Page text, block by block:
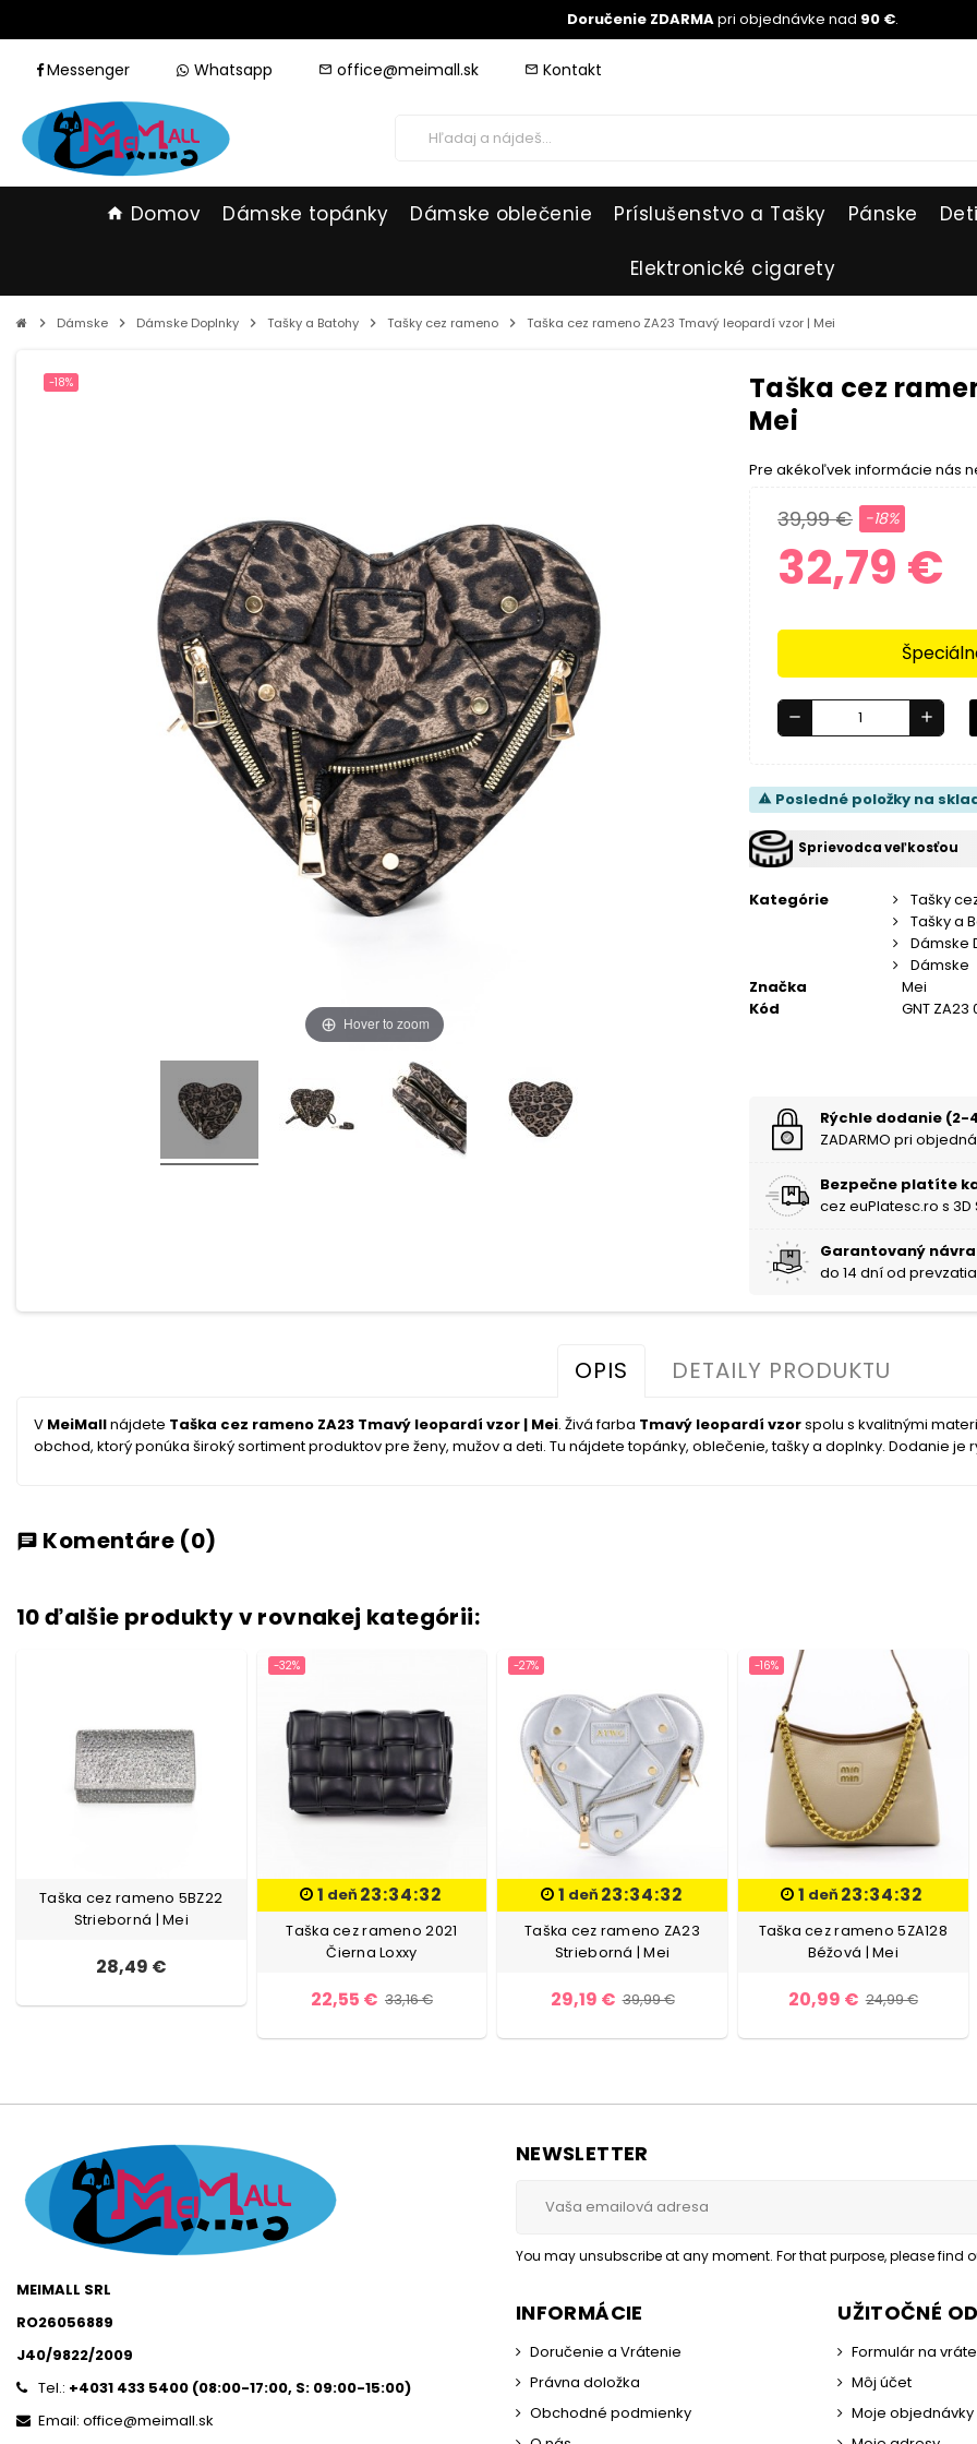
Doručenie ZDARMApri objednávke nad 90 €.
Messenger Whatsapp mail_outline office@meimall.sk mail_outline Kontakt
home Domov Dámske topánky Dámske oblečenie Príslušenstvo a Tašky Pánske Deti
Elektronické cigarety
chevron_right Dámske chevron_right Dámske Doplnky chevron_right Tašky a Batohy chevron_right Tašky cez rameno chevron_right Taška cez rameno ZA23 Tmavý leopardí vzor | Mei
Hover to zoom
-18%
Taška cez
Mei
Pre akékoľvek informácie nás
32,79 €
39,99 € -18%
remove add
warning Posledné položky na
Sprievodca veľkosťou
Kategórie
Tašky
Tašky a
Dámske
Dámske
Značka
Mei
Kód
GNT ZA23
Rýchle dodanie (2-
ZADARMO pri
Bezpečne platíte
cez euPlatesc.ro s 3D
Garantovaný
do 14 dní od
OPIS DETAILY PRODUKTU
V MeiMallnájdete Taška cez rameno ZA23 Tmavý leopardí vzor | Mei. Živá farba Tmavý leopardí vzorspolu s kvalitnými
obchod, ktorý ponúka široký sortiment produktov pre ženy, mužov a deti. Tu nájdete topánky, oblečenie, tašky a doplnky. Dodanie je
chat Komentáre (0)
10 ďalšie produkty v rovnakej kategórii:
Taška cez rameno 5BZ22
Strieborná | Mei
28,49 €
-32%
1 deň 23:34:31
Taška cez rameno 2021
Čierna Loxxy
22,55 € 33,16 €
-27%
1 deň 23:34:31
Taška cez rameno ZA23
Strieborná | Mei
29,19 € 39,99 €
-16%
1 deň 23:34:31
Taška cez rameno 5ZA128
Béžová | Mei
20,99 € 24,99 €
MEIMALL SRL
RO26056889
J40/9822/2009
Tel.: +4031 433 5400 (08:00-17:00, S: 09:00-15:00)
Email: office@meimall.sk
NEWSLETTER
You may unsubscribe at any moment. For that purpose, please find
INFORMÁCIE
Doručenie a Vrátenie
Právna doložka
Obchodné podmienky
UŽITOČNÉ
Formulár na
Môj účet
Moje objednávky